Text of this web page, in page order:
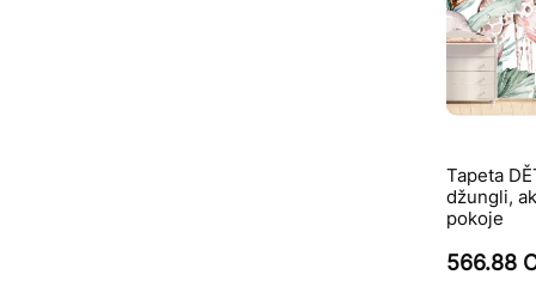
Tapeta
džungli,
pokoje
566.88